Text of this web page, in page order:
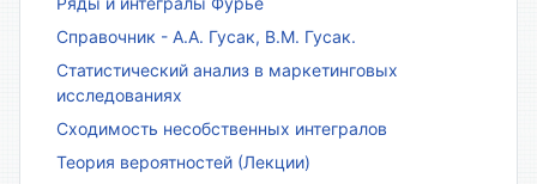
Справочник - А.А. Гусак, В.М. Гусак.
Статистический анализ в маркетинговых
исследованиях
Сходимость несобственных интегралов
Теория вероятностей (Лекции)